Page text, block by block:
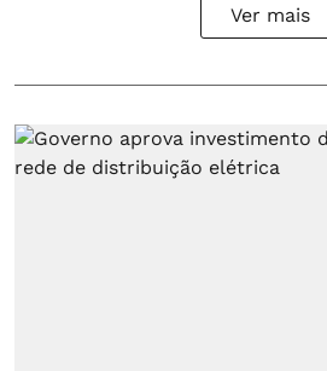
Ver mais